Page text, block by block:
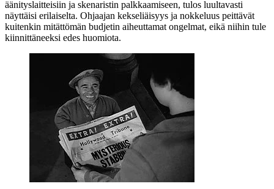
äänityslaitteisiin ja skenaristin palkkaamiseen, tulos luultavasti
näyttäisi erilaiselta. Ohjaajan kekseliäisyys ja nokkeluus peittävät
kuitenkin mitättömän budjetin aiheuttamat ongelmat, eikä niihin tule
kiinnittäneeksi edes huomiota.